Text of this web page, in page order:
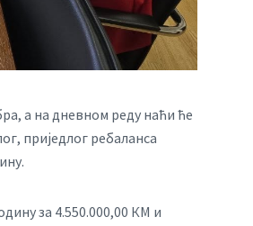
а на дневном реду наћи ће
приједлог ребаланса
за 4.550.000,00 КМ и